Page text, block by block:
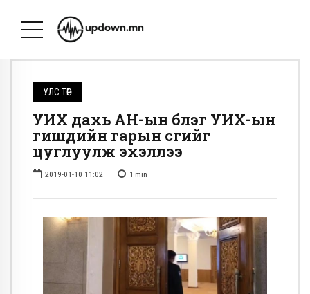
УЛС ТӨР
УИХ дахь АН-ын бүлэг УИХ-ын
гишүүдийн гарын үсгийг
цуглуулж эхэллээ
2019-01-10 11:02 1 min